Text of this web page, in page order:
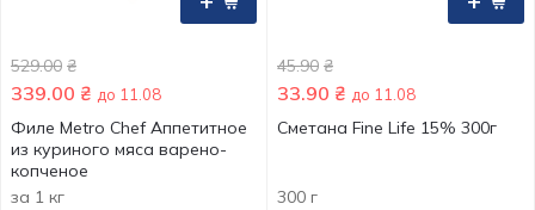
529.00 ₴
339.00 ₴ до 11.08
Филе Metro Chef Аппетитное
из куриного мяса варено-
копченое
за 1 кг
45.90 ₴
33.90 ₴ до 11.08
Сметана Fine Life 15% 300г
300 г